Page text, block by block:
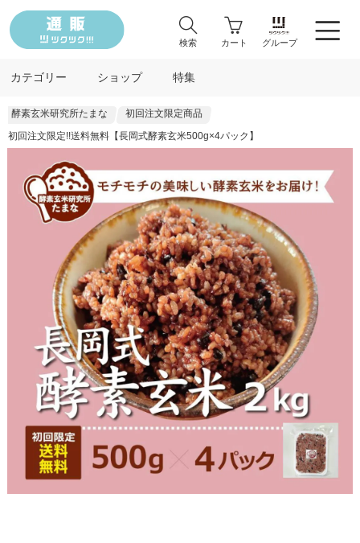
検索 カート グループ
カテゴリー ショップ 特集
酵素玄米研究所たまな
初回注文限定商品
初回注文限定!!送料無料【長岡式酵素玄米500g×4パック】